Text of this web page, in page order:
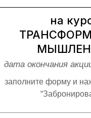
на
дата окончания
заполните форму и